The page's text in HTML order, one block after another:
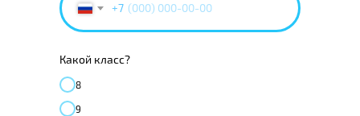
+7
Какой класс?
8
9